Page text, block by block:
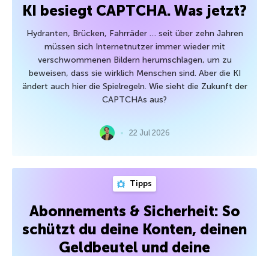
KI besiegt CAPTCHA. Was jetzt?
Hydranten, Brücken, Fahrräder … seit über zehn Jahren
müssen sich Internetnutzer immer wieder mit
verschwommenen Bildern herumschlagen, um zu
beweisen, dass sie wirklich Menschen sind. Aber die KI
ändert auch hier die Spielregeln. Wie sieht die Zukunft der
CAPTCHAs aus?
22 Jul 2026
Tipps
Abonnements & Sicherheit: So
schützt du deine Konten, deinen
Geldbeutel und deine